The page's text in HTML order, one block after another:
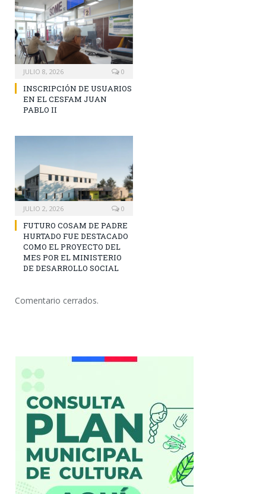
JULIO 8, 2026 0
INSCRIPCIÓN DE USUARIOS
EN EL CESFAM JUAN
PABLO II
JULIO 2, 2026 0
FUTURO COSAM DE PADRE
HURTADO FUE DESTACADO
COMO EL PROYECTO DEL
MES POR EL MINISTERIO
DE DESARROLLO SOCIAL
Comentario cerrados.